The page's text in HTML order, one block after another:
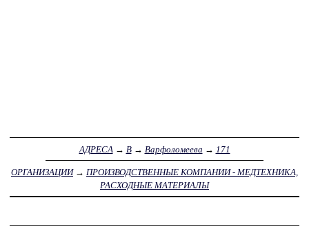
АДРЕСА → В→ Варфоломеева → 171
ОРГАНИЗАЦИИ→ ПРОИЗВОДСТВЕННЫЕ КОМПАНИИ - МЕДТЕХНИКА,
РАСХОДНЫЕ МАТЕРИАЛЫ